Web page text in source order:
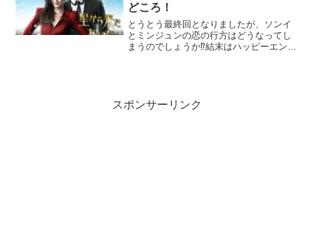
どころ！
とうとう最終回となりましたが、ソンイ
とミンジュンの恋の行方はどうなってし
まうのでしょうか⁉結末はハッピーエンド
スポンサーリンク